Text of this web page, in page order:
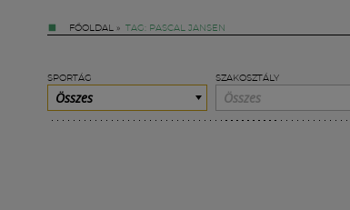
FŐOLDAL » TAG: PASCAL JANSEN
SPORTÁG
Összes
SZAKOSZTÁLY
Összes